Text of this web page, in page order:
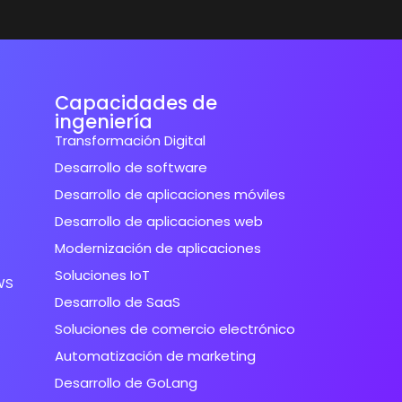
Capacidades de
ingeniería
Transformación Digital
Desarrollo de software
Desarrollo de aplicaciones móviles
Desarrollo de aplicaciones web
Modernización de aplicaciones
Soluciones IoT
Desarrollo de SaaS
Soluciones de comercio electrónico
Automatización de marketing
Desarrollo de GoLang